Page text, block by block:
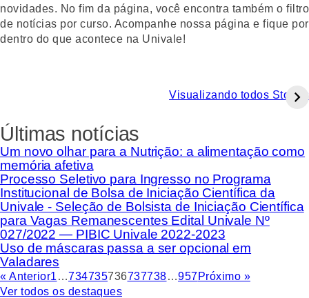
novidades. No fim da página, você encontra também o filtro
de notícias por curso. Acompanhe nossa página e fique por
dentro do que acontece na Univale!
Visualizando todos Stories
Últimas notícias
Um novo olhar para a Nutrição: a alimentação como
memória afetiva
Processo Seletivo para Ingresso no Programa
Institucional de Bolsa de Iniciação Científica da
Univale - Seleção de Bolsista de Iniciação Científica
para Vagas Remanescentes Edital Univale Nº
027/2022 — PIBIC Univale 2022-2023
Uso de máscaras passa a ser opcional em
Valadares
« Anterior1 …734735736737738…957Próximo »
Ver todos os destaques